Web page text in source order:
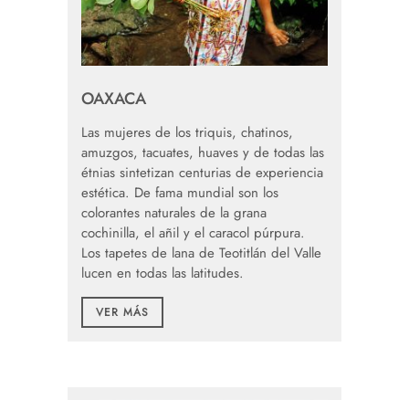
OAXACA
Las mujeres de los triquis, chatinos,
amuzgos, tacuates, huaves y de todas las
étnias sintetizan centurias de experiencia
estética. De fama mundial son los
colorantes naturales de la grana
cochinilla, el añil y el caracol púrpura.
Los tapetes de lana de Teotitlán del Valle
lucen en todas las latitudes.
VER MÁS